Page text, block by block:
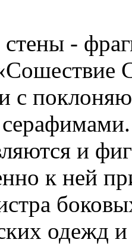
-
с
и
к ней
одежд